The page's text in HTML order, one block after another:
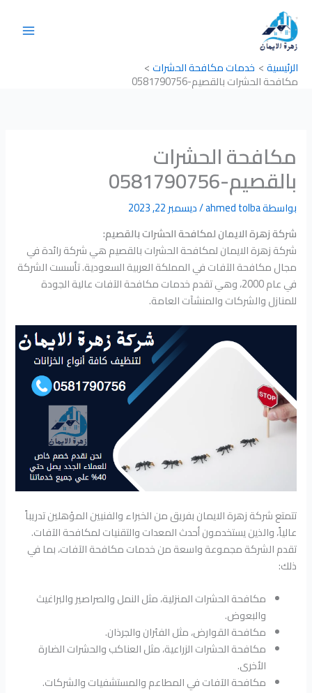
المحتوى
الرئيسية
خدمات مكافحة الحشرات
مكافحة الحشرات بالقصيم-0581790756
مكافحة الحشرات
بالقصيم-0581790756
بواسطةahmed tolba
/ديسمبر 22, 2023
شركة زهرة الايمان لمكافحة الحشرات بالقصيم:
شركة زهرة الايمان لمكافحة الحشرات بالقصيم هي شركة رائدة في
مجال مكافحة الآفات في المملكة العربية السعودية. تأسست الشركة
في عام 2000، وهي تقدم خدمات مكافحة الآفات عالية الجودة
للمنازل والشركات والمنشآت العامة.
تتمتع شركة زهرة الايمان بفريق من الخبراء والفنيين المؤهلين تدريباً
عالياً، والذين يستخدمون أحدث المعدات والتقنيات لمكافحة الآفات.
تقدم الشركة مجموعة واسعة من خدمات مكافحة الآفات، بما في
ذلك:
مكافحة الحشرات المنزلية، مثل النمل والصراصير والبراغيث
والبعوض.
مكافحة القوارض، مثل الفئران والجرذان.
مكافحة الحشرات الزراعية، مثل العناكب والحشرات الضارة
الأخرى.
مكافحة الآفات في المطاعم والمستشفيات والشركات.